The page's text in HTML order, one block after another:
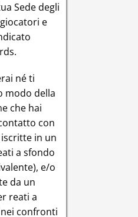
Sede degli
e
né ti
modo della
che hai
con
in un
a sfondo
e/o
da un
reati a
confronti